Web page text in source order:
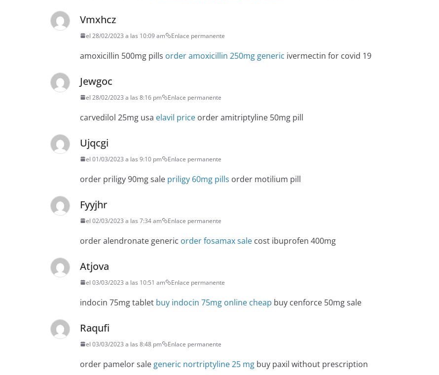
Vmxhcz
el 28/02/2023 a las 10:09 am Enlace permanente
amoxicillin 500mg pills order amoxicillin 250mg generic ivermectin for covid 19
Jewgoc
el 28/02/2023 a las 8:16 pm Enlace permanente
carvedilol 25mg usa elavil price order amitriptyline 50mg pill
Ujqcgi
el 01/03/2023 a las 9:10 pm Enlace permanente
order priligy 90mg sale priligy 60mg pills order motilium pill
Fyyjhr
el 02/03/2023 a las 7:34 am Enlace permanente
order alendronate generic order fosamax sale cost ibuprofen 400mg
Atjova
el 03/03/2023 a las 10:51 am Enlace permanente
indocin 75mg tablet buy indocin 75mg online cheap buy cenforce 50mg sale
Raqufi
el 03/03/2023 a las 8:48 pm Enlace permanente
order pamelor sale generic nortriptyline 25 mg buy paxil without prescription